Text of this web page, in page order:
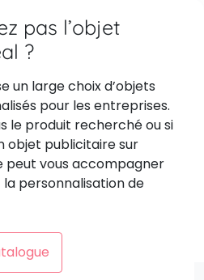
pas l’objet
?
un large choix d’objets
pour les entreprises.
le produit recherché ou si
objet publicitaire sur
peut vous accompagner
personnalisation de